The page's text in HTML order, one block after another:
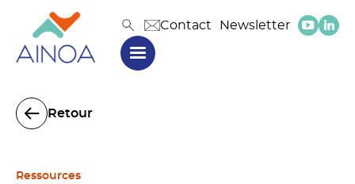
Contact Newsletter
Retour
Ressources